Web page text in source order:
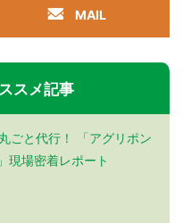
MAIL
スメ記事